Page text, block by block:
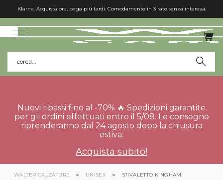
cerca...
Nuovi ribassi fino al -70% 🔥 Spedizioni garantite
per gli ordini effettuati entro il 5/08. Le consegne
riprenderanno dal 24 agosto dopo la chiusura
estiva.
Acquista subito!
WALTER CALZATURE UNISEX STIVALETTO KINGHAM